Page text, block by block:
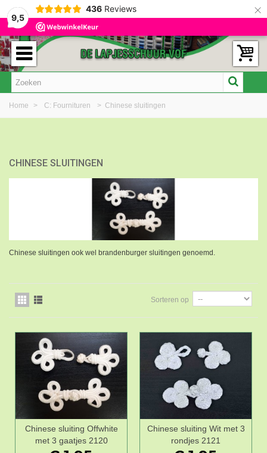
9,5
436 Reviews ×
Home > C: Fournituren > Chinese sluitingen
CHINESE SLUITINGEN
Chinese sluitingen ook wel brandenburger sluitingen genoemd.
Sorteren op
Chinese sluiting Offwhite
met 3 gaatjes 2120
Chinese sluiting Wit met 3
rondjes 2121